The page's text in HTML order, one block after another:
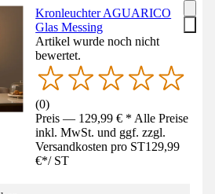
Kronleuchter AGUARICO
Glas Messing
Artikel wurde noch nicht
bewertet.
(0)
Preis — 129,99 € * Alle Preise
inkl. MwSt. und ggf. zzgl.
Versandkosten pro ST129,99
€*/ ST